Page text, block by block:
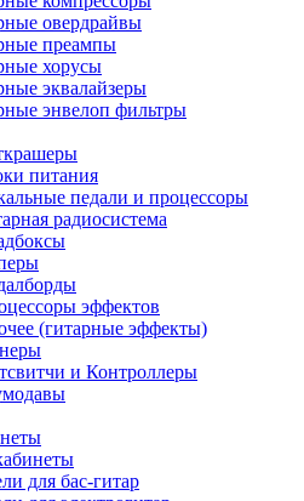
овердрайвы
преампы
хорусы
эквалайзеры
энвелоп фильтры
питания
педали и процессоры
радиосистема
эффектов
(гитарные эффекты)
и Контроллеры
для бас-гитар